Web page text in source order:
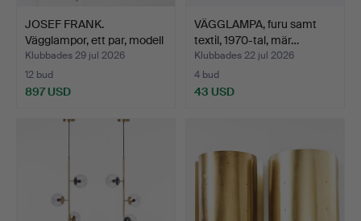
JOSEF FRANK.
Vägglampor, ett par, modell
2…
Klubbades 29 jul 2026
12 bud
897 USD
VÄGGLAMPA, furu samt
textil, 1970-tal, mär…
Klubbades 22 jul 2026
4 bud
43 USD